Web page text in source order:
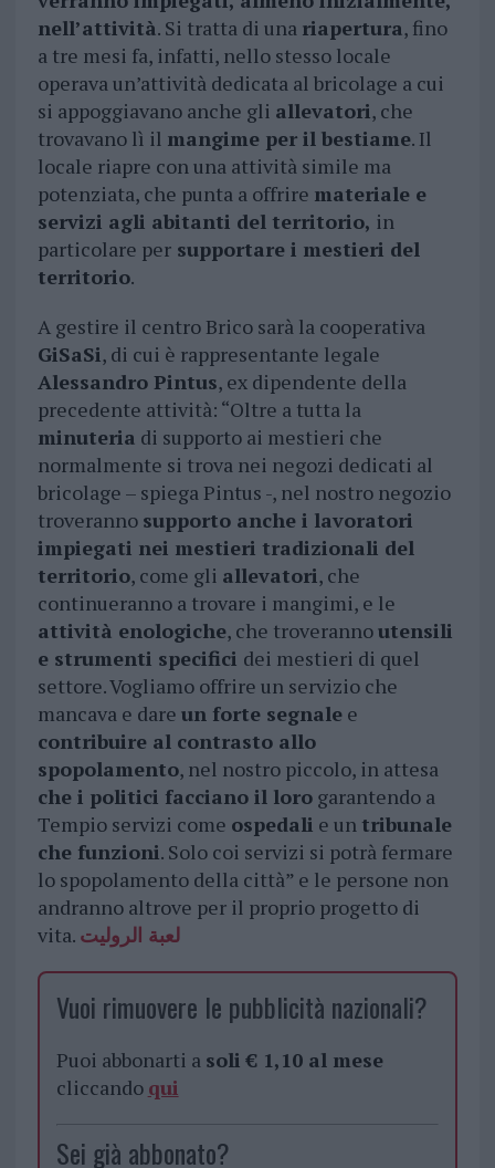
nell’attività. Si tratta di una riapertura, fino
a tre mesi fa, infatti, nello stesso locale
operava un’attività dedicata al bricolage a cui
si appoggiavano anche gli allevatori, che
trovavano lì il mangime per il bestiame. Il
locale riapre con una attività simile ma
potenziata, che punta a offrire materiale e
servizi agli abitanti del territorio, in
particolare persupportare i mestieri del
territorio.
A gestire il centro Brico sarà la cooperativa
GiSaSi, di cui è rappresentante legale
Alessandro Pintus, ex dipendente della
precedente attività: “Oltre a tutta la
minuteria di supporto ai mestieri che
normalmente si trova nei negozi dedicati al
bricolage – spiega Pintus -, nel nostro negozio
troveranno supporto anche i lavoratori
impiegati nei mestieri tradizionali del
territorio, come gli allevatori, che
continueranno a trovare i mangimi, e le
attività enologiche, che troverannoutensili
e strumenti specifici dei mestieri di quel
settore. Vogliamo offrire un servizio che
mancava e dare un forte segnalee
contribuire al contrasto allo
spopolamento, nel nostro piccolo, in attesa
che i politici facciano il lorogarantendo a
Tempio servizi come ospedali e un tribunale
che funzioni. Solo coi servizi si potrà fermare
lo spopolamento della città” e le persone non
andranno altrove per il proprio progetto di
vita. لعبة الروليت
Vuoi rimuovere le pubblicità nazionali?
Puoi abbonarti a soli € 1,10 al mese
cliccando qui
Sei già abbonato?